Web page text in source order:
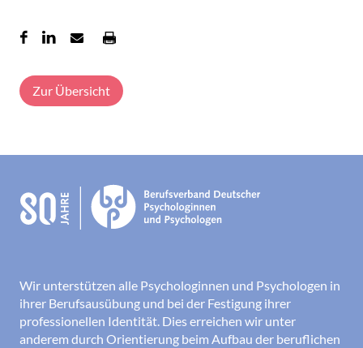
Zur Übersicht
Wir unterstützen alle Psychologinnen und Psychologen in
ihrer Berufsausübung und bei der Festigung ihrer
professionellen Identität. Dies erreichen wir unter
anderem durch Orientierung beim Aufbau der beruflichen